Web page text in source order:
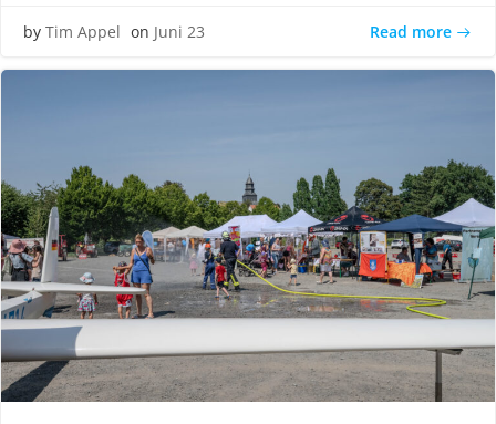
by Tim Appel on Juni 23 Read more